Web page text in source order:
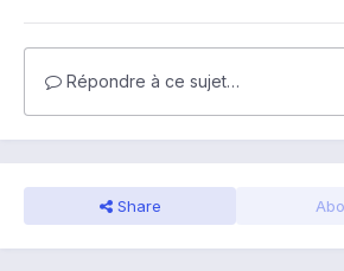
Répondre à ce sujet…
Share